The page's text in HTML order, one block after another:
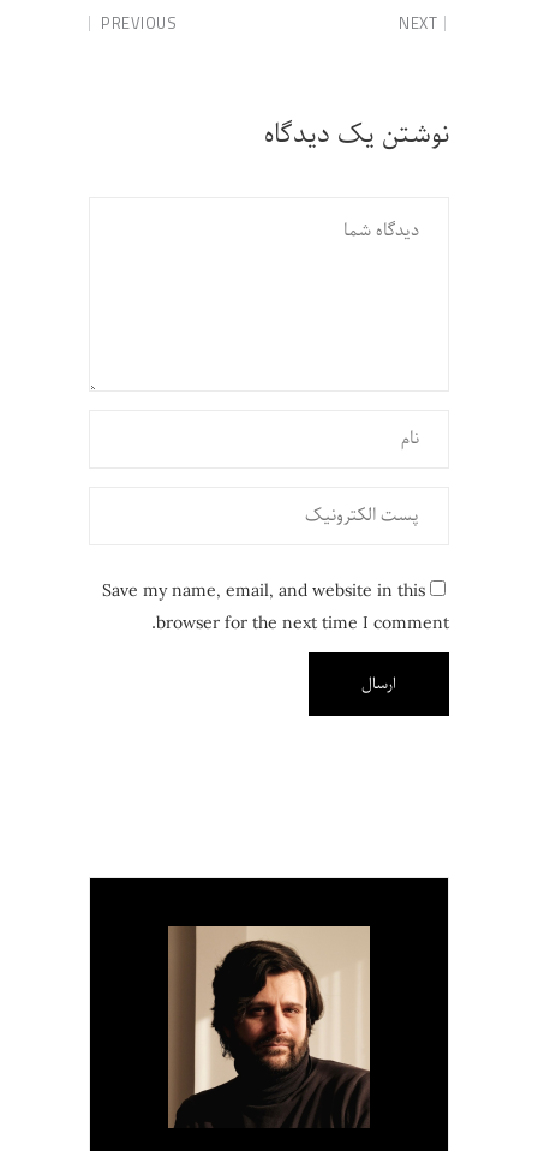
PREVIOUS NEXT
نوشتن یک دیدگاه
Save my name, email, and website in this
browser for the next time I comment.